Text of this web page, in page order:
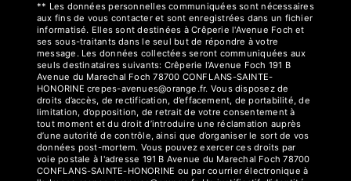
** Les données personnelles communiquées sont nécessaires
aux fins de vous contacter et sont enregistrées dans un fichier
informatisé. Elles sont destinées à Crêperie l'Avenue Foch et
ses sous-traitants dans le seul but de répondre à votre
message. Les données collectées seront communiquées aux
seuls destinataires suivants: Crêperie l'Avenue Foch 191 B
Avenue du Marechal Foch 78700 CONFLANS-SAINTE-
HONORINE crepes-avenues@orange.fr. Vous disposez de
droits d’accès, de rectification, d’effacement, de portabilité, de
limitation, d’opposition, de retrait de votre consentement à
tout moment et du droit d’introduire une réclamation auprès
d’une autorité de contrôle, ainsi que d’organiser le sort de vos
données post-mortem. Vous pouvez exercer ces droits par
voie postale à l'adresse 191 B Avenue du Marechal Foch 78700
CONFLANS-SAINTE-HONORINE ou par courrier électronique à